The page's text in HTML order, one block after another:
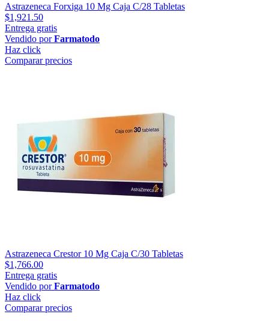
Astrazeneca Forxiga 10 Mg Caja C/28 Tabletas
$1,921.50
Entrega gratis
Vendido porFarmatodo
Haz click
Comparar precios
Astrazeneca Crestor 10 Mg Caja C/30 Tabletas
$1,766.00
Entrega gratis
Vendido porFarmatodo
Haz click
Comparar precios